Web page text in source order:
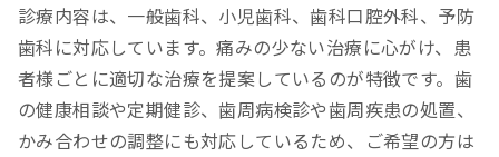
診療内容は、一般歯科、小児歯科、歯科口腔外科、予防
歯科に対応しています。痛みの少ない治療に心がけ、患
者様ごとに適切な治療を提案しているのが特徴です。歯
の健康相談や定期健診、歯周病検診や歯周疾患の処置、
かみ合わせの調整にも対応しているため、ご希望の方は